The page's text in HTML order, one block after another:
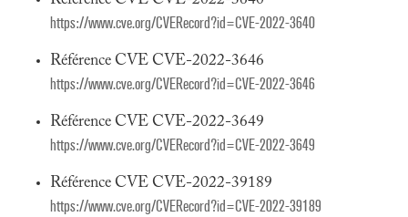
https://www.cve.org/CVERecord?id=CVE-2022-3640
Référence CVE CVE-2022-3646
https://www.cve.org/CVERecord?id=CVE-2022-3646
Référence CVE CVE-2022-3649
https://www.cve.org/CVERecord?id=CVE-2022-3649
Référence CVE CVE-2022-39189
https://www.cve.org/CVERecord?id=CVE-2022-39189